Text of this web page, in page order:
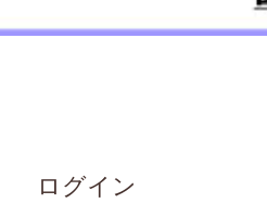
ログイン